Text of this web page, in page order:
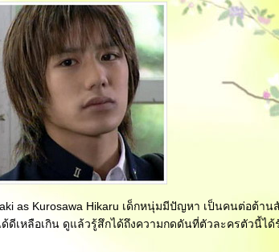
as Kurosawa Hikaru เด็กหนุ่มมีปัญหา เป็นคนต่อต้าน
ด้ดีเหลือเกิน ดูแล้วรู้สึกได้ถึงความกดดันที่ตัวละครตัวนี้ไ